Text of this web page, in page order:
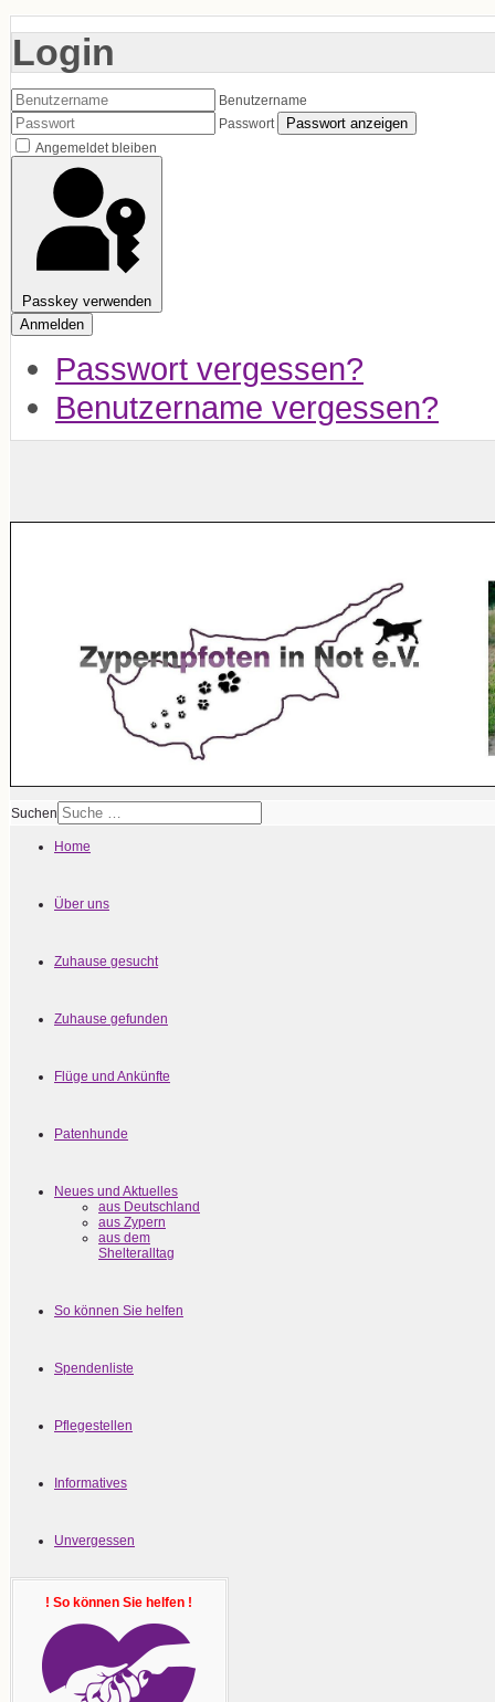
Login
Benutzername
Passwort
Passwort anzeigen
Angemeldet bleiben
Passkey verwenden
Anmelden
Passwort vergessen?
Benutzername vergessen?
Suchen
Home
Über uns
Zuhause gesucht
Zuhause gefunden
Flüge und Ankünfte
Patenhunde
Neues und Aktuelles
aus Deutschland
aus Zypern
aus dem
Shelteralltag
So können Sie helfen
Spendenliste
Pflegestellen
Informatives
Unvergessen
! So können Sie helfen !